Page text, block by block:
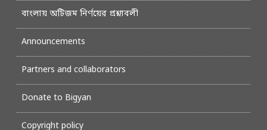
বাংলায় অটিজম নির্ণয়ের প্রশ্নাবলী
Announcements
Partners and collaborators
Donate to Bigyan
Copyright policy